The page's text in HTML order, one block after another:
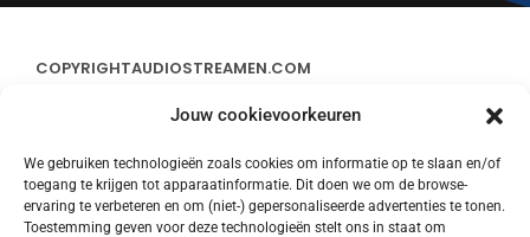
Jouw cookievoorkeuren
We gebruiken technologieën zoals cookies om informatie op te slaan en/of
toegang te krijgen tot apparaatinformatie. Dit doen we om de browse-
ervaring te verbeteren en om (niet-) gepersonaliseerde advertenties te tonen.
Toestemming geven voor deze technologieën stelt ons in staat om
COPYRIGHTAUDIOSTREAMEN.COM
CONTACT